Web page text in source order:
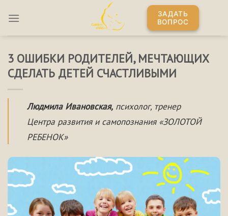
ЗАДАТЬ
ВОПРОС
3 ОШИБКИ РОДИТЕЛЕЙ, МЕЧТАЮЩИХ
СДЕЛАТЬ ДЕТЕЙ СЧАСТЛИВЫМИ
Людмила Ивановская, психолог, тренер
Центра развития и самопознания «ЗОЛОТОЙ
РЕБЕНОК»